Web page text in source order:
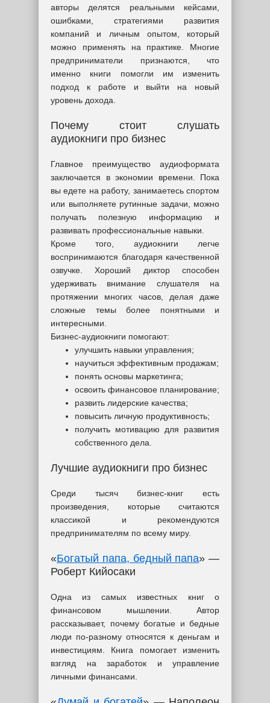
авторы делятся реальными кейсами,
ошибками, стратегиями развития
компаний и личным опытом, который
можно применять на практике. Многие
предприниматели признаются, что
именно книги помогли им изменить
подход к работе и выйти на новый
уровень дохода.
Почему стоит слушать
аудиокниги про бизнес
Главное преимущество аудиоформата
заключается в экономии времени. Пока
вы едете на работу, занимаетесь спортом
или выполняете рутинные задачи, можно
получать полезную информацию и
развивать профессиональные навыки.
Кроме того, аудиокниги легче
воспринимаются благодаря качественной
озвучке. Хороший диктор способен
удерживать внимание слушателя на
протяжении многих часов, делая даже
сложные темы более понятными и
интересными.
Бизнес-аудиокниги помогают:
улучшить навыки управления;
научиться эффективным продажам;
понять основы маркетинга;
освоить финансовое планирование;
развить лидерские качества;
повысить личную продуктивность;
получить мотивацию для развития
собственного дела.
Лучшие аудиокниги про бизнес
Среди тысяч бизнес-книг есть
произведения, которые считаются
классикой и рекомендуются
предпринимателям по всему миру.
«Богатый папа, бедный папа» —
Роберт Кийосаки
Одна из самых известных книг о
финансовом мышлении. Автор
рассказывает, почему богатые и бедные
люди по-разному относятся к деньгам и
инвестициям. Книга помогает изменить
взгляд на заработок и управление
личными финансами.